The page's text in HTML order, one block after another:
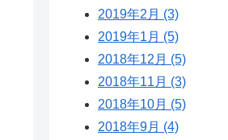
2019年2月 (3)
2019年1月 (5)
2018年12月 (5)
2018年11月 (3)
2018年10月 (5)
2018年9月 (4)